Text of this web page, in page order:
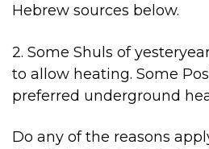
Hebrew sources below.
2. Some Shuls of
to allow heating. Some
preferred underground
Do any of the reasons